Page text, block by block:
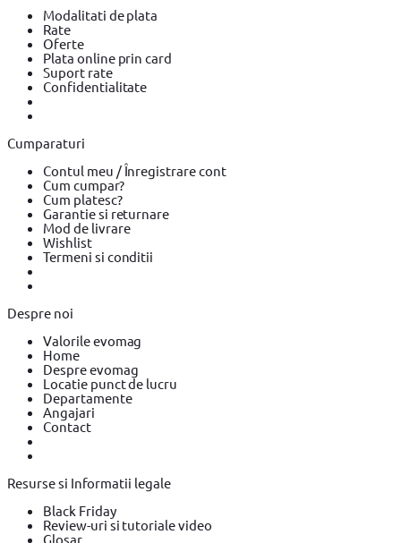
Slefuitor electric BOSCH
Masini de frezat BOSCH
electricaRindea electrica BOSCH
Suflanta aer caldSuflanta aer cald YATO
BOSCHPlaci compactoare & Ciocan demolator
compactoare & Ciocan demolator BOSCH
Ciocan demolator Makita
scule electrice BOSCH
Pistoale de Vopsit si Trafaleti YATO
Echipamente de protectie Makita
YATO BricolajBricolaj OEMBricolaj Cynel
Surubelnita electrica BOSCH
Modalitati de plata
Rate
Oferte
Plata online prin card
Suport rate
Confidentialitate
Cumparaturi
Contul meu / Înregistrare cont
Cum cumpar?
Cum platesc?
Garantie si returnare
Mod de livrare
Wishlist
Termeni si conditii
Despre noi
Valorile evomag
Home
Despre evomag
Locatie punct de lucru
Departamente
Angajari
Contact
Resurse si Informatii legale
Black Friday
Review-uri si tutoriale video
Glosar